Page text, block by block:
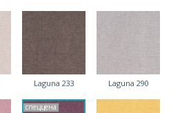
Laguna 233 Laguna 290
спеццена